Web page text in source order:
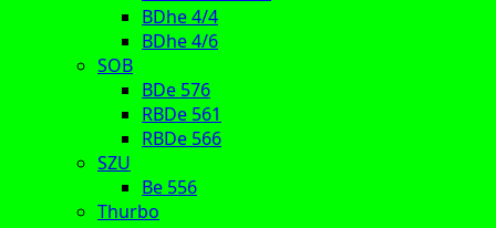
BDhe 4/4
BDhe 4/6
SOB
BDe 576
RBDe 561
RBDe 566
SZU
Be 556
Thurbo